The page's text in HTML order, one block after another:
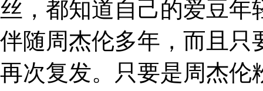
丝，都知道自己的爱豆
伴随周杰伦多年，而且只
再次复发。只要是周杰伦